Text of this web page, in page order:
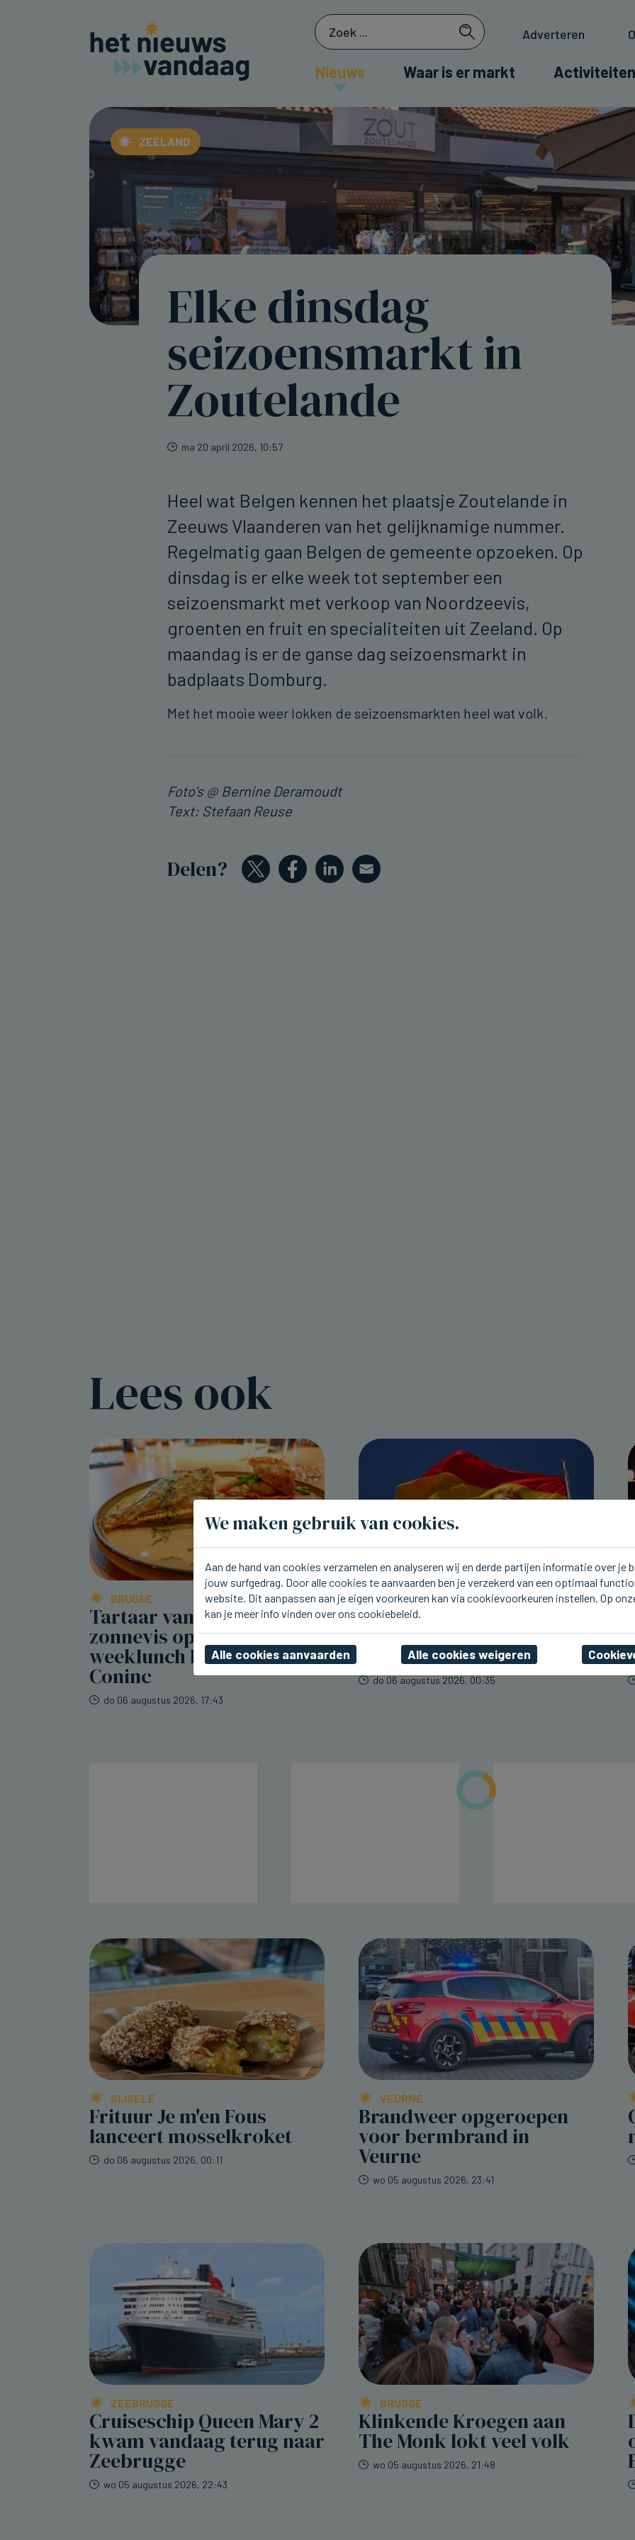
Adverteren
Nieuws Waar is er markt
ZEELAND
Elke dinsdag
seizoensmarkt in
Zoutelande
ma 20 april 2026, 10:57
Heel wat Belgen kennen het plaatsje Zoutelande in
Zeeuws Vlaanderen van het gelijknamige nummer.
Regelmatig gaan Belgen de gemeente opzoeken. Op
dinsdag is er elke week tot september een
seizoensmarkt met verkoop van Noordzeevis,
groenten en fruit en specialiteiten uit Zeeland. Op
maandag is er de ganse dag seizoensmarkt in
badplaats Domburg.
Met het mooie weer lokken de seizoensmarkten heel wat volk.
Foto's @ Bernine Deramoudt
Text: Stefaan Reuse
Delen?
Lees ook
BRUGGE
Tartaar van tonijn en
zonnevis op de nieuwe
weeklunch bij Breydel de
Coninc
do 06 augustus 2026, 17:43
ASSEBROEK
Residentie Berkenhof in
Assebroek pakt uit met
Spaanse namiddag
do 06 augustus 2026, 00:35
SIJSELE
Frituur Je m'en Fous
lanceert mosselkroket
do 06 augustus 2026, 00:11
VEURNE
Brandweer opgeroepen
voor bermbrand in
Veurne
wo 05 augustus 2026, 23:41
ZEEBRUGGE
Cruiseschip Queen Mary 2
kwam vandaag terug naar
Zeebrugge
wo 05 augustus 2026, 22:43
BRUGGE
Klinkende Kroegen aan
The Monk lokt veel volk
wo 05 augustus 2026, 21:48
We maken gebruik van cookies.
Aan de hand van cookies verzamelen en analyseren wij en derde partijen informatie over je
jouw surfgedrag. Door alle cookies te aanvaarden ben je verzekerd van een optimaal
website. Dit aanpassen aan je eigen voorkeuren kan via cookievoorkeuren instellen. Op
kan je meer info vinden over ons cookiebeleid.
Alle cookies aanvaarden Alle cookies weigeren